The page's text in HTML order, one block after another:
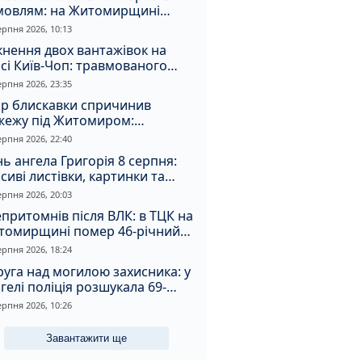
на Житомирщині
матір, через яку дитина
обмороження
2026, 10:13
двох вантажівок на
Київ-Чоп: травмованого
забрали до лікарні
2026, 23:35
блискавки спричинив
під Житомиром:
витягли з вогню
2026, 22:40
ангела Григорія 8 серпня:
листівки, картинки та
привітання
2026, 20:03
після ВЛК: в ТЦК на
помер 46-річний
2026, 18:24
над могилою захисника: у
поліція розшукала 69-
зловмисника
2026, 10:26
Завантажити ще